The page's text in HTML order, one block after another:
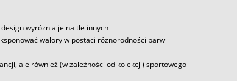
wyróżnia je na tle innych
walory w postaci różnorodności barw i
ale również (w zależności od kolekcji) sportowego